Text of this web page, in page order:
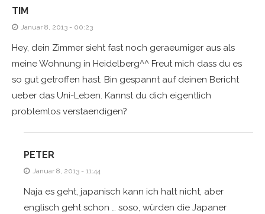
TIM
Januar 8, 2013 - 00:23
Hey, dein Zimmer sieht fast noch geraeumiger aus als
meine Wohnung in Heidelberg^^ Freut mich dass du es
so gut getroffen hast. Bin gespannt auf deinen Bericht
ueber das Uni-Leben. Kannst du dich eigentlich
problemlos verstaendigen?
PETER
Januar 8, 2013 - 11:44
Naja es geht, japanisch kann ich halt nicht, aber
englisch geht schon … soso, würden die Japaner